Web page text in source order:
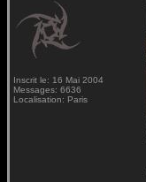
Inscrit le: 16 Mai 2004
Messages: 6636
Localisation: Paris